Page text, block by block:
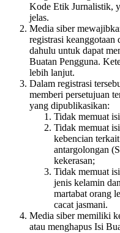
Kode Etik Jurnalistik,
jelas.
Media siber
registrasi keanggotaan
dahulu untuk dapat
Buatan Pengguna.
lebih lanjut.
Dalam registrasi
memberi persetujuan
yang dipublikasikan:
Tidak memuat
Tidak memuat
kebencian
antargolongan
kekerasan;
Tidak memuat
jenis kelamin
martabat orang
cacat jasmani.
Media siber memiliki
atau menghapus Isi